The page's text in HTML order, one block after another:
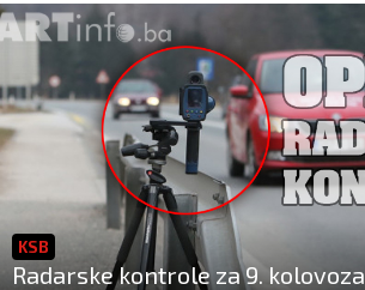
KSB
Radarske kontrole za 9. kolovoza